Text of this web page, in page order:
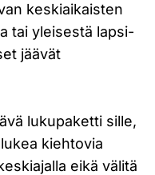
keskiaikaisten
tai yleisestä lapsi-
jäävät
lukupaketti sille,
kiehtovia
eikä välitä